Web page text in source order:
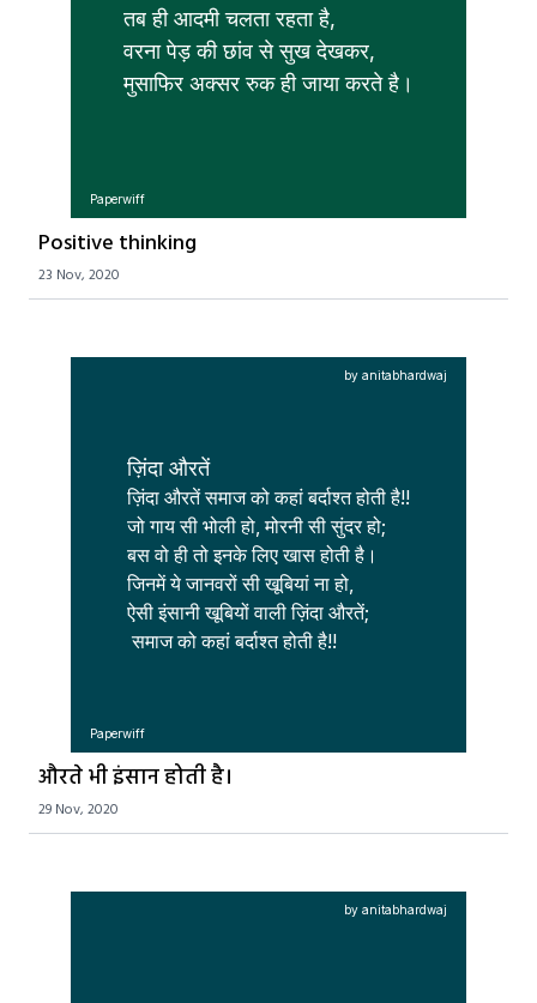
तब ही आदमी चलता रहता है,
वरना पेड़ की छांव से सुख देखकर,
मुसाफिर अक्सर रुक ही जाया करते है।
Paperwiff
Positive thinking
23 Nov, 2020
ज़िंदा औरतें
ज़िंदा औरतें समाज को कहां बर्दाश्त होती है!!
जो गाय सी भोली हो, मोरनी सी सुंदर हो;
बस वो ही तो इनके लिए खास होती है।
जिनमें ये जानवरों सी खूबियां ना हो,
ऐसी इंसानी खूबियों वाली ज़िंदा औरतें;
Paperwiff
by anitabhardwaj
औरते भी इंसान होती है।
29 Nov, 2020
by anitabhardwaj